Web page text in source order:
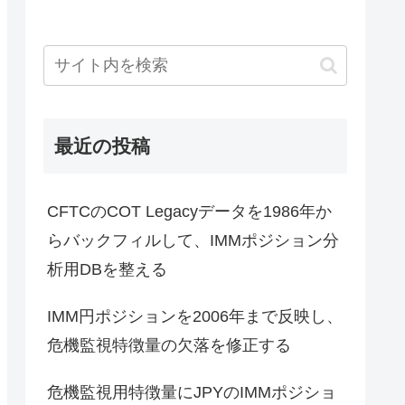
最近の投稿
CFTCのCOT Legacyデータを1986年か
らバックフィルして、IMMポジション分
析用DBを整える
IMM円ポジションを2006年まで反映し、
危機監視特徴量の欠落を修正する
危機監視用特徴量にJPYのIMMポジショ